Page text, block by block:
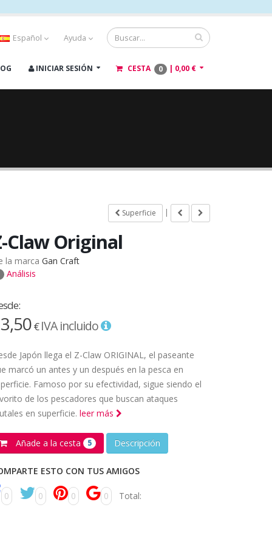
Español Ayuda
INICIAR SESIÓN CESTA 0 | 0,00 €
Superficie |
Claw Original
la marca Gan Craft
Análisis
€IVA incluido
Japón llega el Z-Claw ORIGINAL, el paseante
marcó un antes y un después en la pesca en
Famoso por su efectividad, sigue siendo el
de los pescadores que buscan ataques
en superficie. leer más
Añade a la cesta 5 Descripción
ESTO CON TUS AMIGOS
0 0 0 0 Total: